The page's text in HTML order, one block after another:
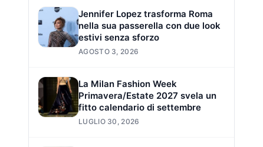
Jennifer Lopez trasforma Roma
nella sua passerella con due look
estivi senza sforzo
AGOSTO 3, 2026
La Milan Fashion Week
Primavera/Estate 2027 svela un
fitto calendario di settembre
LUGLIO 30, 2026